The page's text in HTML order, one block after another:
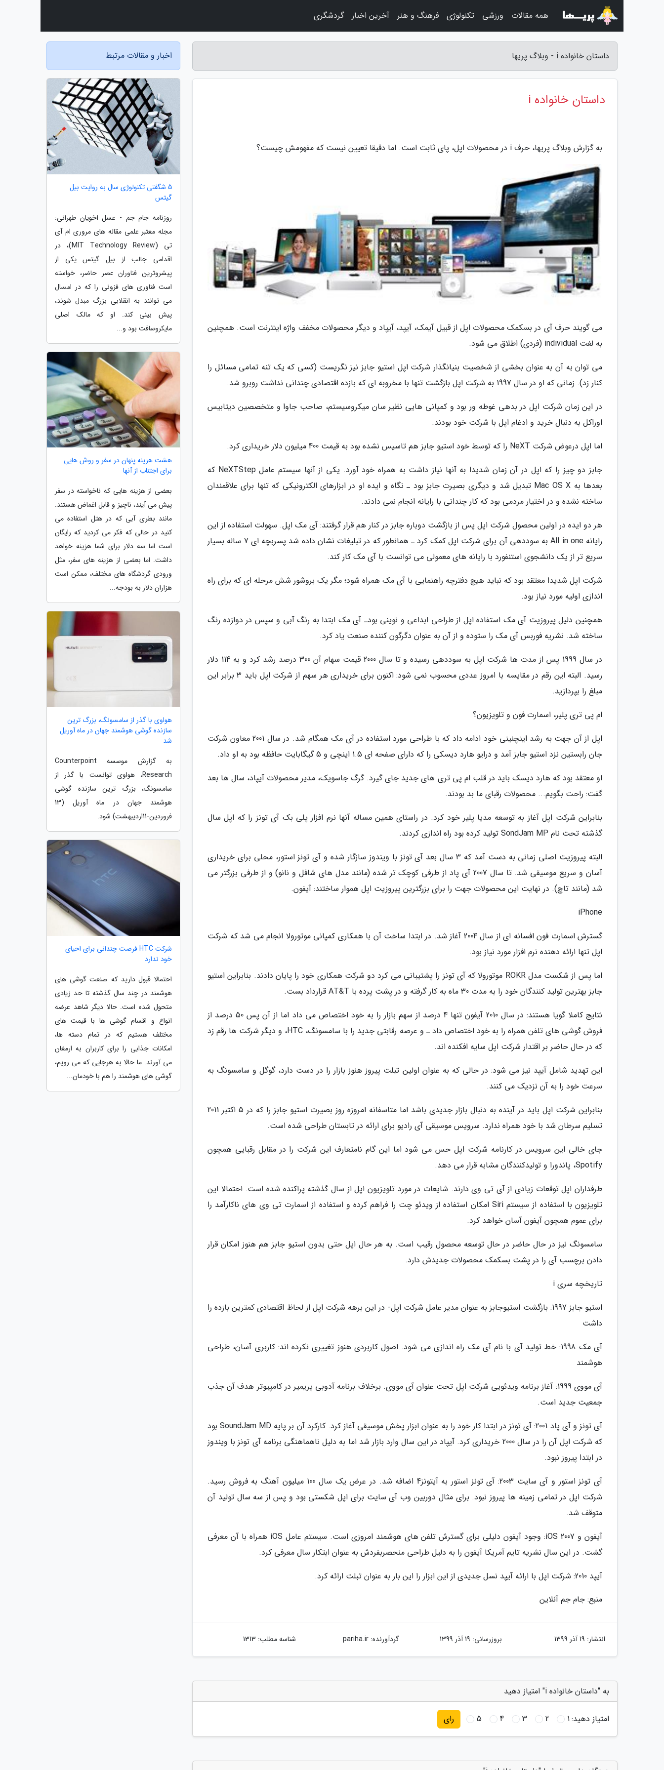
داستان خانواده i - وبلاگ پریها
داستان خانواده i
به گزارش وبلاگ پریها، حرف i در محصولات اپل، پای ثابت است. اما دقیقا تعیین نیست که مفهومش چیست؟
می گویند حرف آی در بسکمک محصولات اپل از قبیل آیمک، آیپد، آیپاد و دیگر محصولات مخفف واژه اینترنت است. همچنین
به لغت individual (فردی) اطلاق می شود.
می توان به آن به عنوان بخشی از شخصیت بنیانگذار شرکت اپل استیو جابز نیز نگریست (کسی که یک تنه تمامی مسائل را
کنار زد). زمانی که او در سال 1997 به شرکت اپل بازگشت تنها با مخروبه ای که بازده اقتصادی چندانی نداشت روبرو شد.
در این زمان شرکت اپل در بدهی غوطه ور بود و کمپانی هایی نظیر سان میکروسیستم، صاحب جاوا و متخصصین دیتابیس
اوراکل به دنبال خرید و ادغام اپل با شرکت خود بودند.
اما اپل درعوض شرکت NeXT را که توسط خود استیو جابز هم تاسیس نشده بود به قیمت 400 میلیون دلار خریداری کرد.
جابز دو چیز را که اپل در آن زمان شدیدا به آنها نیاز داشت به همراه خود آورد. یکی از آنها سیستم عامل NeXTStep که
بعدها به Mac OS X تبدیل شد و دیگری بصیرت جابز بود ـ نگاه و ایده او در ابزارهای الکترونیکی که تنها برای علاقمندان
ساخته نشده و در اختیار مردمی بود که کار چندانی با رایانه انجام نمی دادند.
هر دو ایده در اولین محصول شرکت اپل پس از بازگشت دوباره جابز در کنار هم قرار گرفتند: آی مک اپل. سهولت استفاده از این
رایانه All in one به سوددهی آن برای شرکت اپل کمک کرد ـ همانطور که در تبلیغات نشان داده شد پسربچه ای 7 ساله بسیار
سریع تر از یک دانشجوی استنفورد با رایانه های معمولی می توانست با آی مک کار کند.
شرکت اپل شدیدا معتقد بود که نباید هیچ دفترچه راهنمایی با آی مک همراه شود؛ مگر یک بروشور شش مرحله ای که برای راه
اندازی اولیه مورد نیاز بود.
همچنین دلیل پیروزیت آی مک استفاده اپل از طراحی ابداعی و نوینی بودـ آی مک ابتدا به رنگ آبی و سپس در دوازده رنگ
ساخته شد. نشریه فوربس آی مک را ستوده و از آن به عنوان دگرگون کننده صنعت یاد کرد.
در سال 1999 پس از مدت ها شرکت اپل به سوددهی رسیده و تا سال 2000 قیمت سهام آن 300 درصد رشد کرد و به 114 دلار
رسید. البته این رقم در مقایسه با امروز عددی محسوب نمی شود: اکنون برای خریداری هر سهم از شرکت اپل باید 3 برابر این
مبلغ را بپردازید.
ام پی تری پلیر، اسمارت فون و تلویزیون؟
اپل از آن جهت به رشد اینچنینی خود ادامه داد که با طراحی مورد استفاده در آی مک همگام شد. در سال 2001 معاون شرکت
جان رابستین نزد استیو جابز آمد و درایو هارد دیسکی را که دارای صفحه ای 1.5 اینچی و 5 گیگابایت حافظه بود به او داد.
او معتقد بود که هارد دیسک باید در قلب ام پی تری های جدید جای گیرد. گرگ جاسویک، مدیر محصولات آیپاد، سال ها بعد
گفت: راحت بگویم... محصولات رقبای ما بد بودند.
بنابراین شرکت اپل آغاز به توسعه مدیا پلیر خود کرد. در راستای همین مساله آنها نرم افزار پلی بک آی تونز را که اپل سال
گذشته تحت نام SondJam MP تولید کرده بود راه اندازی کردند.
البته پیروزیت اصلی زمانی به دست آمد که 3 سال بعد آی تونز با ویندوز سازگار شده و آی تونز استور، محلی برای خریداری
آسان و سریع موسیقی شد. تا سال 2007 آی پاد از طرفی کوچک تر شده (مانند مدل های شافل و نانو) و از طرفی بزرگتر می
شد (مانند تاچ). در نهایت این محصولات جهت را برای بزرگترین پیروزیت اپل هموار ساختند: آیفون.
iPhone
گسترش اسمارت فون افسانه ای از سال 2004 آغاز شد. در ابتدا ساخت آن با همکاری کمپانی موتورولا انجام می شد که شرکت
اپل تنها ارائه دهنده نرم افزار مورد نیاز بود.
اما پس از شکست مدل ROKR موتورولا که آی تونز را پشتیبانی می کرد دو شرکت همکاری خود را پایان دادند. بنابراین استیو
جابز بهترین تولید کنندگان خود را به مدت 30 ماه به کار گرفته و در پشت پرده با AT&T قرارداد بست.
نتایج کاملا گویا هستند: در سال 2010 آیفون تنها 4 درصد از سهم بازار را به خود اختصاص می داد اما از آن پس 50 درصد از
فروش گوشی های تلفن همراه را به خود اختصاص داد ـ و عرصه رقابتی جدید را با سامسونگ، HTC، و دیگر شرکت ها رقم زد
که در حال حاضر بر اقتدار شرکت اپل سایه افکنده اند.
این تهدید شامل آیپد نیز می شود: در حالی که به عنوان اولین تبلت پیروز هنوز بازار را در دست دارد، گوگل و سامسونگ به
سرعت خود را به آن نزدیک می کنند.
بنابراین شرکت اپل باید در آینده به دنبال بازار جدیدی باشد اما متاسفانه امروزه روز بصیرت استیو جابز را که در 5 اکتبر 2011
تسلیم سرطان شد با خود همراه ندارد. سرویس موسیقی آی رادیو برای ارائه در تابستان طراحی شده است.
جای خالی این سرویس در کارنامه شرکت اپل حس می شود اما این گام نامتعارف این شرکت را در مقابل رقبایی همچون
Spotify، پاندورا و تولیدکنندگان مشابه قرار می دهد.
طرفداران اپل توقعات زیادی از آی تی وی دارند. شایعات در مورد تلویزیون اپل از سال گذشته پراکنده شده است. احتمالا این
تلویزیون با استفاده از سیستم Siri امکان استفاده از ویدئو چت را فراهم کرده و استفاده از اسمارت تی وی های ناکارآمد را
برای عموم همچون آیفون آسان خواهد کرد.
سامسونگ نیز در حال حاضر در حال توسعه محصول رقیب است. به هر حال اپل حتی بدون استیو جابز هم هنوز امکان قرار
دادن برچسب آی را در پشت بسکمک محصولات جدیدش دارد.
تاریخچه سری i
استیو جابز 1997: بازگشت استیوجابز به عنوان مدیر عامل شرکت اپل- در این برهه شرکت اپل از لحاظ اقتصادی کمترین بازده را
داشت
آی مک 1998: خط تولید آی با نام آی مک راه اندازی می شود. اصول کاربردی هنوز تغییری نکرده اند: کاربری آسان، طراحی
هوشمند
آی مووی 1999: آغاز برنامه ویدئویی شرکت اپل تحت عنوان آی مووی. برخلاف برنامه آدوبی پریمیر در کامپیوتر هدف آن جذب
جمعیت جدید است.
آی تونز و آی پاد 2001: آی تونز در ابتدا کار خود را به عنوان ابزار پخش موسیقی آغاز کرد. کارکرد آن بر پایه SoundJam MD بود
که شرکت اپل آن را در سال 2000 خریداری کرد. آیپاد در این سال وارد بازار شد اما به دلیل ناهماهنگی برنامه آی تونز با ویندوز
در ابتدا پیروز نبود.
آی تونز استور و آی سایت 2003: آی تونز استور به آیتونز4 اضافه شد. در عرض یک سال 100 میلیون آهنگ به فروش رسید.
شرکت اپل در تمامی زمینه ها پیروز نبود. برای مثال دوربین وب آی سایت برای اپل شکستی بود و پس از سه سال تولید آن
متوقف شد.
آیفون و iOS 2007: وجود آیفون دلیلی برای گسترش تلفن های هوشمند امروزی است. سیستم عامل iOS همراه با آن معرفی
گشت. در این سال نشریه تایم آمریکا آیفون را به دلیل طراحی منحصربفردش به عنوان ابتکار سال معرفی کرد.
آیپد 2010: شرکت اپل با ارائه آیپد نسل جدیدی از این ابزار را این بار به عنوان تبلت ارائه کرد.
منبع: جام جم آنلاین
انتشار: 19 آذر 1399 بروزرسانی: 19 آذر 1399 گردآورنده:pariha.ir شناسه مطلب: 1313
به "داستان خانواده i" امتیاز دهید
امتیاز دهید:1
2
3
4
5 رای
اخبار و مقالات مرتبط
5 شگفتی تکنولوژی سال به روایت بیل
گیتس
روزنامه جام جم - عسل اخویان طهرانی:
مجله معتبر علمی مقاله های مروری ام آی
تی (MIT Technology Review)، در
اقدامی جالب از بیل گیتس یکی از
پیشروترین فناوران عصر حاضر، خواسته
است فناوری های فزونی را که در امسال
می توانند به انقلابی بزرگ مبدل شوند،
پیش بینی کند. او که مالک اصلی
مایکروسافت بود و...
هشت هزینه پنهان در سفر و روش هایی
برای اجتناب از آنها
بعضی از هزینه هایی که ناخواسته در سفر
پیش می آیند، ناچیز و قابل اغماض هستند.
مانند بطری آبی که در هتل استفاده می
کنید در حالی که فکر می کردید که رایگان
است اما سه دلار برای شما هزینه خواهد
داشت. اما بعضی از هزینه های سفر، مثل
ورودی گردشگاه های مختلف، ممکن است
هزاران دلار به بودجه...
هواوی با گذر از سامسونگ، بزرگ ترین
سازنده گوشی هوشمند جهان در ماه آوریل
شد
به گزارش موسسه Counterpoint
Research، هواوی توانست با گذر از
سامسونگ، بزرگ ترین سازنده گوشی
هوشمند جهان در ماه آوریل (13
فروردین-11اردیبهشت) شود.
شرکت HTC فرصت چندانی برای احیای
خود ندارد
احتمالا قبول دارید که صنعت گوشی های
هوشمند در چند سال گذشته تا حد زیادی
متحول شده است. حالا دیگر شاهد عرضه
انواع و اقسام گوشی ها با قیمت های
مختلف هستیم که در تمام دسته ها،
امکانات جذابی را برای کاربران به ارمغان
می آورند. ما حالا به هرجایی که می رویم،
گوشی های هوشمند را هم با خودمان...
همه مقالات ورزشی تکنولوژی فرهنگ و هنر آخرین اخبار گردشگری